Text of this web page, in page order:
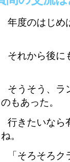
度のはじめ
れから後に
うそう、ラ
もあった。
きたいなら
。
そろそろク